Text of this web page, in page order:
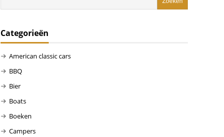
Categorieën
American classic cars
BBQ
Bier
Boats
Boeken
Campers